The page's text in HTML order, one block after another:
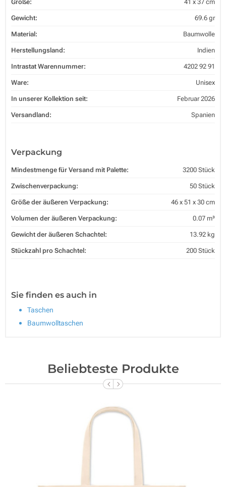
Größe: 41 x 37 cm
Gewicht: 69.6 gr
Material: Baumwolle
Herstellungsland: Indien
Intrastat Warennummer: 4202 92 91
Ware: Unisex
In unserer Kollektion seit: Februar 2026
Versandland: Spanien
Verpackung
Mindestmenge für Versand mit Palette: 3200 Stück
Zwischenverpackung: 50 Stück
Größe der äußeren Verpackung: 46 x 51 x 30 cm
Volumen der äußeren Verpackung: 0.07 m³
Gewicht der äußeren Schachtel: 13.92 kg
Stückzahl pro Schachtel: 200 Stück
Sie finden es auch in
Taschen
Baumwolltaschen
Beliebteste Produkte